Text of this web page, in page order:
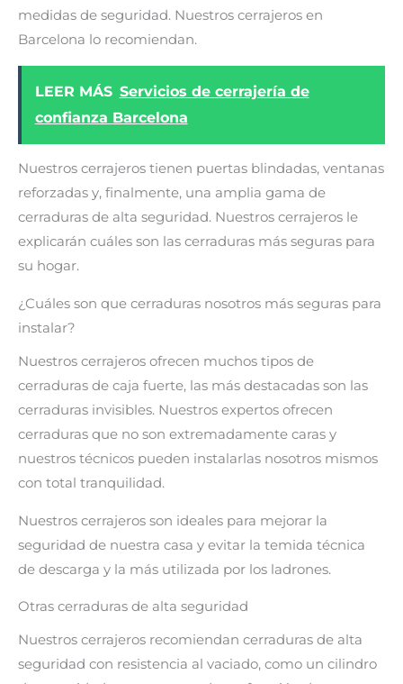
medidas de seguridad. Nuestros cerrajeros en
Barcelona lo recomiendan.
LEER MÁS Servicios de cerrajería de
confianza Barcelona
Nuestros cerrajeros tienen puertas blindadas, ventanas
reforzadas y, finalmente, una amplia gama de
cerraduras de alta seguridad. Nuestros cerrajeros le
explicarán cuáles son las cerraduras más seguras para
su hogar.
¿Cuáles son que cerraduras nosotros más seguras para
instalar?
Nuestros cerrajeros ofrecen muchos tipos de
cerraduras de caja fuerte, las más destacadas son las
cerraduras invisibles. Nuestros expertos ofrecen
cerraduras que no son extremadamente caras y
nuestros técnicos pueden instalarlas nosotros mismos
con total tranquilidad.
Nuestros cerrajeros son ideales para mejorar la
seguridad de nuestra casa y evitar la temida técnica
de descarga y la más utilizada por los ladrones.
Otras cerraduras de alta seguridad
Nuestros cerrajeros recomiendan cerraduras de alta
seguridad con resistencia al vaciado, como un cilindro